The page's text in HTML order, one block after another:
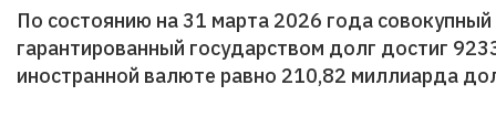
По состоянию на 31 марта 2026 года
гарантированный государством долг достиг
иностранной валюте равно 210,82 миллиарда